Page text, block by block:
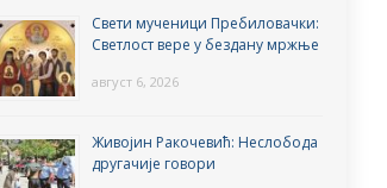
Свети мученици Пребиловачки:
Светлост вере у бездану мржње
август 6, 2026
Живојин Ракочевић: Неслобода
другачије говори